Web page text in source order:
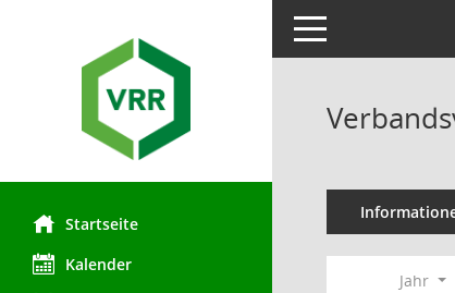
Startseite
Kalender
Toggle navigation
Jahr